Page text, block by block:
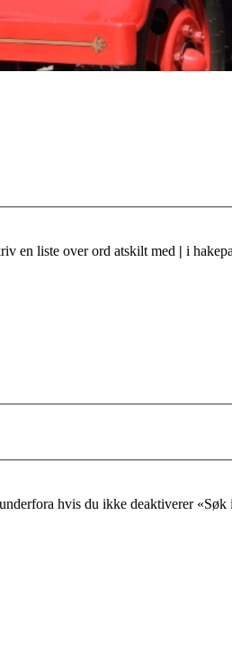
en liste over ord atskilt med | i
hvis du ikke deaktiverer «Søk